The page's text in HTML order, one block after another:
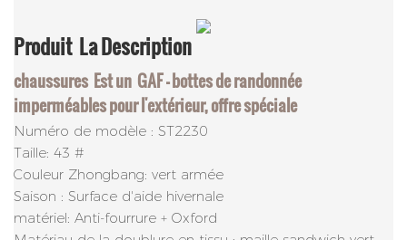
Produit La Description
chaussures Est un GAF – bottes de randonnée
imperméables pour l'extérieur, offre spéciale
Numéro de modèle : ST2230
Taille: 43 #
Couleur Zhongbang: vert armée
Saison : Surface d'aide hivernale
matériel: Anti-fourrure + Oxford